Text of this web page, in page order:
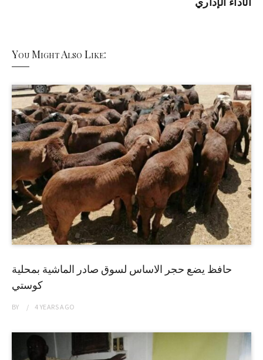
You Might Also Like:
حافظ يضع حجر الاساس لسوق صادر الماشية بمحلية
كوستي
BY 4 YEARSAGO